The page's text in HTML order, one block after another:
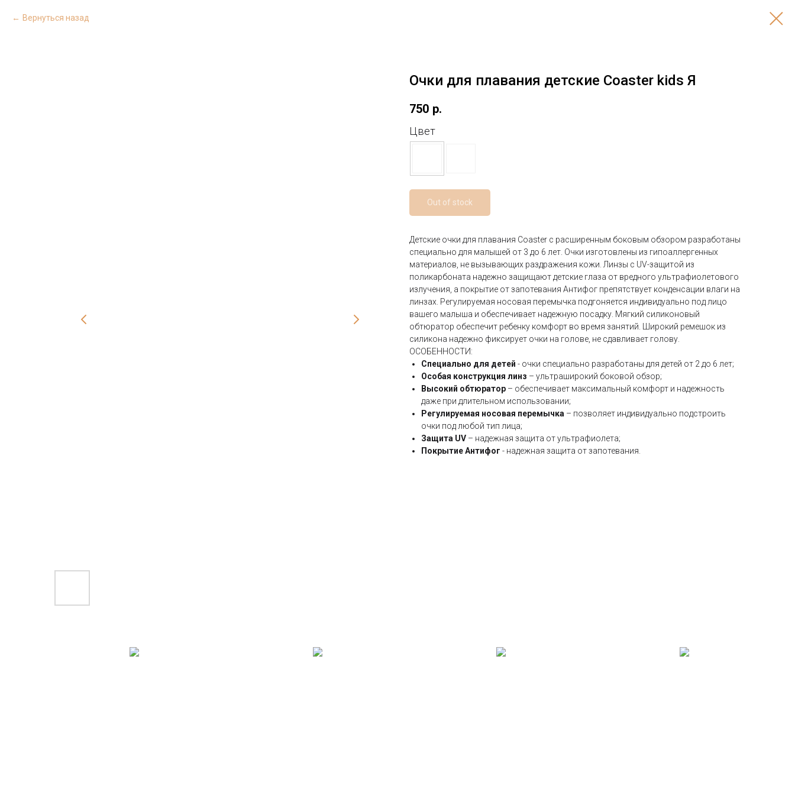
Вернуться назад
Очки для плавания детские Coaster kids Я
750 р.
Цвет
Out of stock
Детские очки для плавания Coaster с расширенным боковым обзором разработаны
специально для малышей от 3 до 6 лет. Очки изготовлены из гипоаллергенных
материалов, не вызывающих раздражения кожи. Линзы с UV-защитой из
поликарбоната надежно защищают детские глаза от вредного ультрафиолетового
излучения, а покрытие от запотевания Антифог препятствует конденсации влаги на
линзах. Регулируемая носовая перемычка подгоняется индивидуально под лицо
вашего малыша и обеспечивает надежную посадку. Мягкий силиконовый
обтюратор обеспечит ребенку комфорт во время занятий. Широкий ремешок из
силикона надежно фиксирует очки на голове, не сдавливает голову.
ОСОБЕННОСТИ:
Специально для детей - очки специально разработаны для детей от 2 до 6 лет;
Особая конструкция линз – ультраширокий боковой обзор;
Высокий обтюратор – обеспечивает максимальный комфорт и надежность
даже при длительном использовании;
Регулируемая носовая перемычка – позволяет индивидуально подстроить
очки под любой тип лица;
Защита UV – надежная защита от ультрафиолета;
Покрытие Антифог - надежная защита от запотевания.